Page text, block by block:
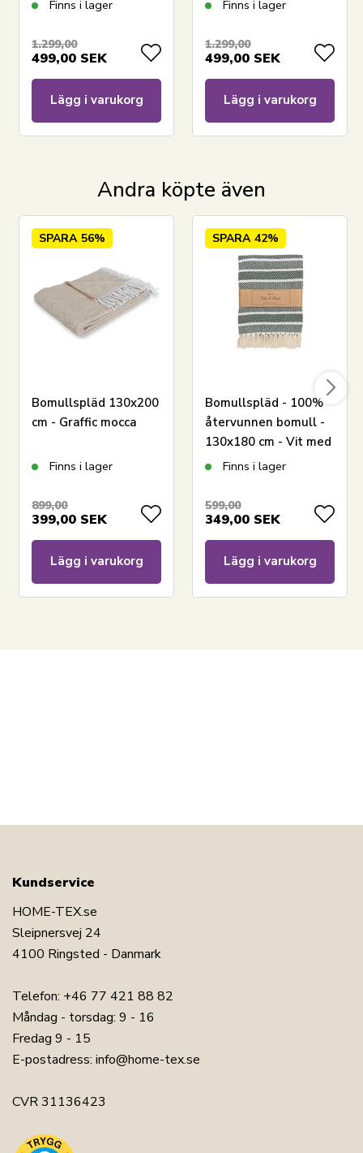
LÄGG I VARUKORGEN
Har du frågor om produkten?
Finns i lager
1.299,00
499,00 SEK
Lägg i varukorg
Finns i lager
1.299,00
499,00 SEK
Lägg i varukorg
Andra köpte även
SPARA 56%
Bomullspläd 130x200
cm - Graffic mocca
Finns i lager
899,00
399,00 SEK
Lägg i varukorg
SPARA 42%
Bomullspläd - 100%
återvunnen bomull -
130x180 cm - Vit med
grönt mönster
Finns i lager
599,00
349,00 SEK
Lägg i varukorg
Kundservice
HOME-TEX.se
Sleipnersvej 24
4100 Ringsted - Danmark
Telefon: +46 77 421 88 82
Måndag - torsdag: 9 - 16
Fredag 9 - 15
E-postadress: info@home-tex.se
CVR 31136423